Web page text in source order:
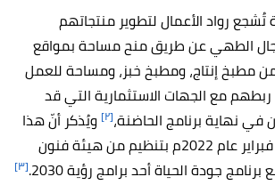
رواد الأعمال لتطوير منتجاتهم
الطهي عن طريق منح مساحة بمواقع
مطبخ إنتاج، ومطبخ خبز، ومساحة للعمل
مع الجهات الاستثمارية التي قد
نهاية برنامج الحاضنة،[٢]
ويُذكر أنّ هذا
المشروع أُطلق في فبراير عام 2022م بتنظيم من هيئة فنون
جودة الحياة أحد برامج رؤية 2030.
[٣]